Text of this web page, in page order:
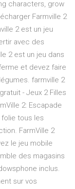
characters, grow
Farmville 2
2 est un jeu
avec des
2 est un jeu dans
et devez faire
farmville 2
- Jeux 2 Filles
2: Escapade
folie tous les
FarmVille 2
le jeu mobile
des magasins
inclus.
sur vos